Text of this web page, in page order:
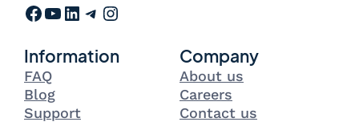
Facebook YouTube LinkedIn Telegram Instagram
Information
FAQ
Blog
Support
Company
About us
Careers
Contact us